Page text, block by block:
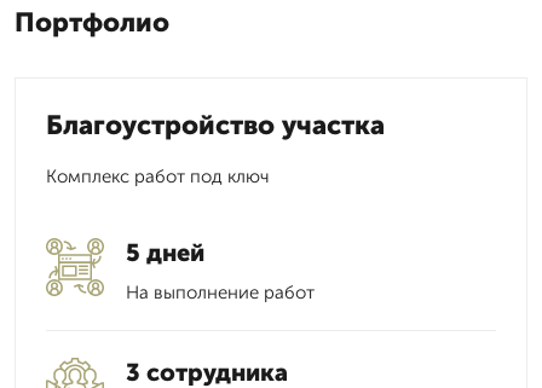
Портфолио
Благоустройство участка
Комплекс работ под ключ
5 дней
На выполнение работ
3 сотрудника